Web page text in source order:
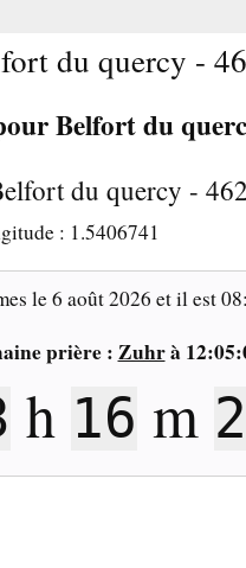
du quercy -
Belfort du
du quercy -
: 1.5406741
le6 août 2026 et il est
prière : Zuhrà
h 16 m